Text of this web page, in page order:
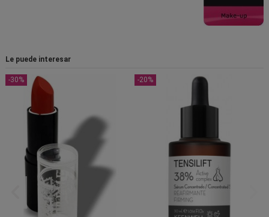
Le puede interesar
-30% -20%